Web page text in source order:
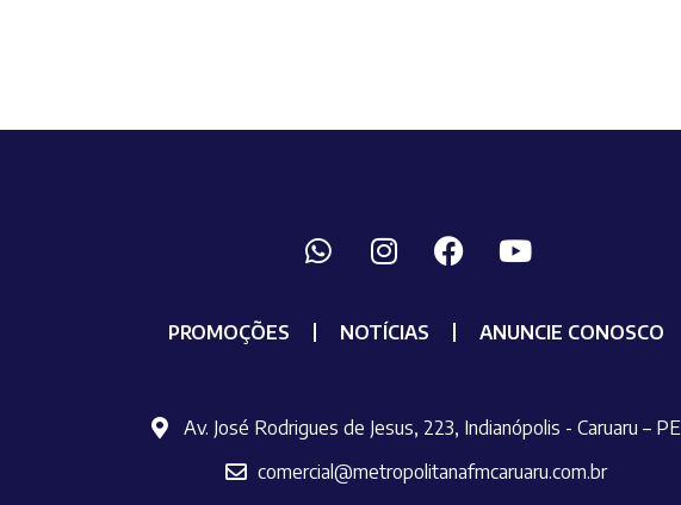
PROMOÇÕES NOTÍCIAS ANUNCIE CONOSCO
Av. José Rodrigues de Jesus, 223, Indianópolis - Caruaru – PE
comercial@metropolitanafmcaruaru.com.br